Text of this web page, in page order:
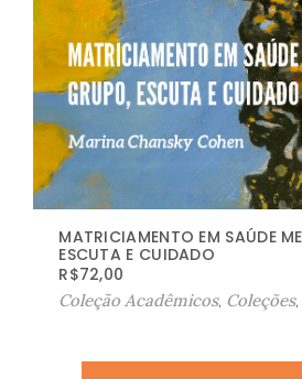
MATRICIAMENTO EM SAÚDE
ESCUTA E CUIDADO
R$72,00
Coleção Acadêmicos, Coleções,